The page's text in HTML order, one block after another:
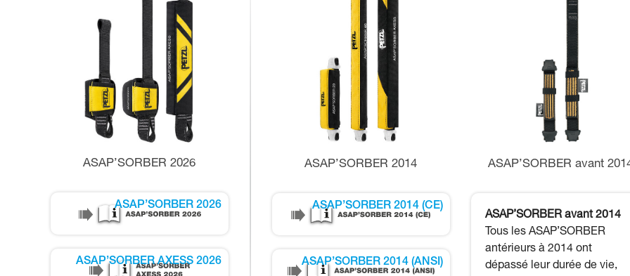
ASAP’SORBER 2026
ASAP’SORBER 2026
ASAP’SORBER AXESS 2026
ASAP’SORBER 2014
ASAP’SORBER 2014 (CE)
ASAP’SORBER 2014 (ANSI)
ASAP’SORBER avant
ASAP’SORBER avant 2014
Tous les ASAP’SORBER
antérieurs à 2014 ont
dépassé leur durée de vie,